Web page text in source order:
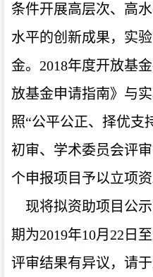
条件开展高层次、高
水平的创新成果，实
金。2018年度开放基
放基金申请指南》与
照“公平公正、择优支
初审、学术委员会评
个申报项目予以立项资
现将拟资助项目公
期为2019年10月22日
评审结果有异议，请